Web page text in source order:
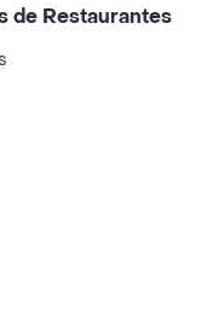
de Restaurantes